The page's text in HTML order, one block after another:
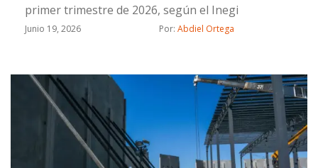
primer trimestre de 2026, según el Inegi
Junio 19, 2026 Por: Abdiel Ortega